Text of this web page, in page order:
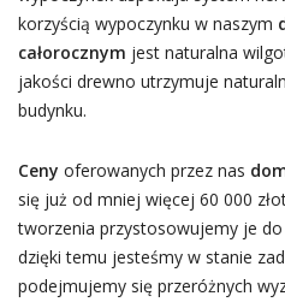
korzyścią wypoczynku w naszym
całorocznym jest naturalna
jakości drewno utrzymuje
budynku.
Ceny oferowanych przez nas
się już od mniej więcej 60 000
tworzenia przystosowujemy je
dzięki temu jesteśmy w stanie
podejmujemy się przeróżnych